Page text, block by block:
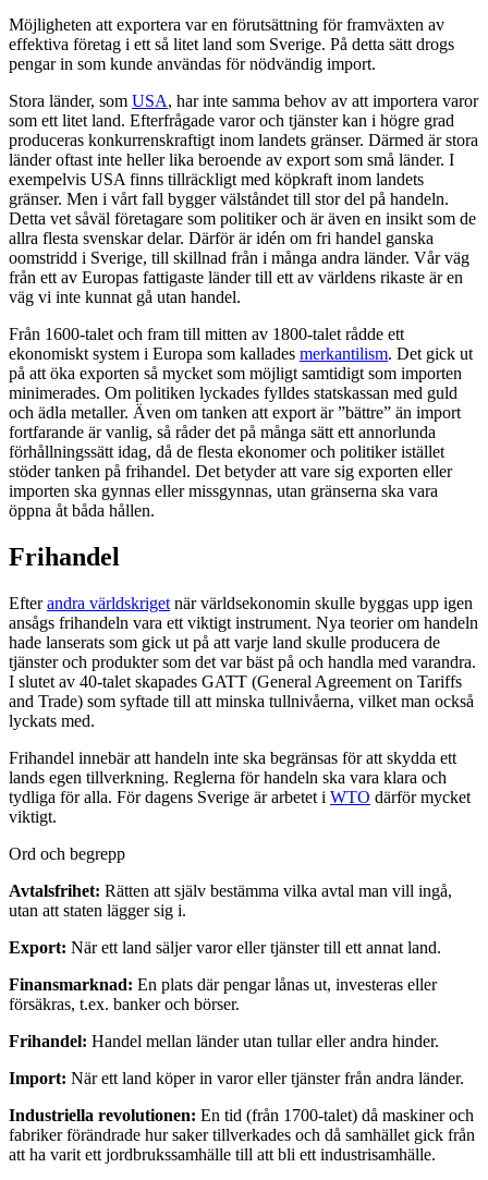
Möjligheten att exportera var en förutsättning för framväxten av
effektiva företag i ett så litet land som Sverige. På detta sätt drogs
pengar in som kunde användas för nödvändig import.
Stora länder, som USA, har inte samma behov av att importera varor
som ett litet land. Efterfrågade varor och tjänster kan i högre grad
produceras konkurrenskraftigt inom landets gränser. Därmed är stora
länder oftast inte heller lika beroende av export som små länder. I
exempelvis USA finns tillräckligt med köpkraft inom landets
gränser. Men i vårt fall bygger välståndet till stor del på handeln.
Detta vet såväl företagare som politiker och är även en insikt som de
allra flesta svenskar delar. Därför är idén om fri handel ganska
oomstridd i Sverige, till skillnad från i många andra länder. Vår väg
från ett av Europas fattigaste länder till ett av världens rikaste är en
väg vi inte kunnat gå utan handel.
Från 1600-talet och fram till mitten av 1800-talet rådde ett
ekonomiskt system i Europa som kallades merkantilism. Det gick ut
på att öka exporten så mycket som möjligt samtidigt som importen
minimerades. Om politiken lyckades fylldes statskassan med guld
och ädla metaller. Även om tanken att export är ”bättre” än import
fortfarande är vanlig, så råder det på många sätt ett annorlunda
förhållningssätt idag, då de flesta ekonomer och politiker istället
stöder tanken på frihandel. Det betyder att vare sig exporten eller
importen ska gynnas eller missgynnas, utan gränserna ska vara
öppna åt båda hållen.
Frihandel
Efterandra världskriget när världsekonomin skulle byggas upp igen
ansågs frihandeln vara ett viktigt instrument. Nya teorier om handeln
hade lanserats som gick ut på att varje land skulle producera de
tjänster och produkter som det var bäst på och handla med varandra.
I slutet av 40-talet skapades GATT (General Agreement on Tariffs
and Trade) som syftade till att minska tullnivåerna, vilket man också
lyckats med.
Frihandel innebär att handeln inte ska begränsas för att skydda ett
lands egen tillverkning. Reglerna för handeln ska vara klara och
tydliga för alla. För dagens Sverige är arbetet i WTO därför mycket
viktigt.
Ord och begrepp
Avtalsfrihet: Rätten att själv bestämma vilka avtal man vill ingå,
utan att staten lägger sig i.
Export: När ett land säljer varor eller tjänster till ett annat land.
Finansmarknad: En plats där pengar lånas ut, investeras eller
försäkras, t.ex. banker och börser.
Frihandel: Handel mellan länder utan tullar eller andra hinder.
Import: När ett land köper in varor eller tjänster från andra länder.
Industriella revolutionen: En tid (från 1700-talet) då maskiner och
fabriker förändrade hur saker tillverkades och då samhället gick från
att ha varit ett jordbrukssamhälle till att bli ett industrisamhälle.